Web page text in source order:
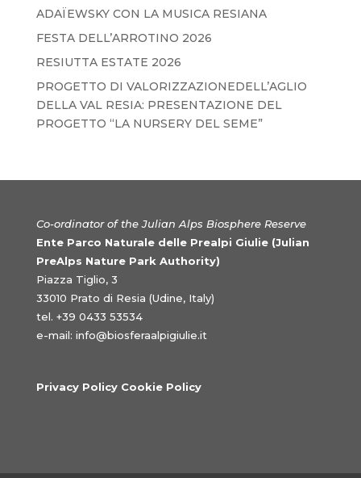
ADAÏEWSKY CON LA MUSICA RESIANA
FESTA DELL’ARROTINO 2026
RESIUTTA ESTATE 2026
PROGETTO DI VALORIZZAZIONEDELL’AGLIO
DELLA VAL RESIA: PRESENTAZIONE DEL
PROGETTO “LA NURSERY DEL SEME”
Co-ordinator of the Julian Alps Biosphere Reserve
Ente Parco Naturale delle Prealpi Giulie (Julian
PreAlps Nature Park Authority)
Piazza Tiglio, 3
33010 Prato di Resia (Udine, Italy)
tel. +39 0433 53534
e-mail: info@biosferaalpigiulie.it
Privacy Policy Cookie Policy